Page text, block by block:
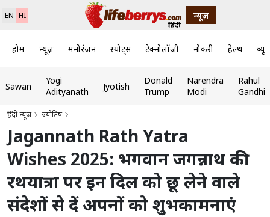
EN HI न्यूज़
होम न्यूज़ मनोरंजन स्पोर्ट्स टेक्नोलॉजी नौकरी हेल्थ
Sawan
Yogi
Adityanath
Jyotish
Donald
Trump
Narendra
Modi
Rahul
Gandhi
हिंदी न्यूज़ ज्योतिष
Jagannath Rath Yatra
Wishes 2025: भगवान जगन्नाथ की
रथयात्रा पर इन दिल को छू लेने वाले
संदेशों से दें अपनों को शुभकामनाएं